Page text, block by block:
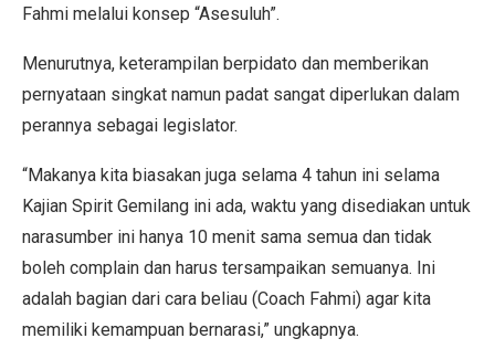
Fahmi melalui konsep “Asesuluh”.
Menurutnya, keterampilan berpidato dan memberikan
pernyataan singkat namun padat sangat diperlukan dalam
perannya sebagai legislator.
“Makanya kita biasakan juga selama 4 tahun ini selama
Kajian Spirit Gemilang ini ada, waktu yang disediakan untuk
narasumber ini hanya 10 menit sama semua dan tidak
boleh complain dan harus tersampaikan semuanya. Ini
adalah bagian dari cara beliau (Coach Fahmi) agar kita
memiliki kemampuan bernarasi,” ungkapnya.